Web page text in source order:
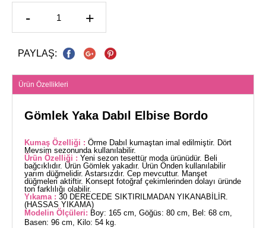
- +
PAYLAŞ:
Ürün Özellikleri
Gömlek Yaka Dabıl Elbise Bordo
Kumaş Özelliği : Örme Dabıl kumaştan imal edilmiştir. Dört
Mevsim sezonunda kullanılabilir.
Ürün Özelliği : Yeni sezon tesettür moda ürünüdür. Beli
bağcıklıdır. Ürün Gömlek yakadır. Ürün Önden kullanılabilir
yarım düğmelidir. Astarsızdır. Cep mevcuttur. Manşet
düğmeleri aktiftir. Konsept fotoğraf çekimlerinden dolayı üründe
ton farklılığı olabilir.
Yıkama : 30 DERECEDE SIKTIRILMADAN YIKANABİLİR.
(HASSAS YIKAMA)
Modelin Ölçüleri: Boy: 165 cm, Göğüs: 80 cm, Bel: 68 cm,
Basen: 96 cm, Kilo: 54 kg.